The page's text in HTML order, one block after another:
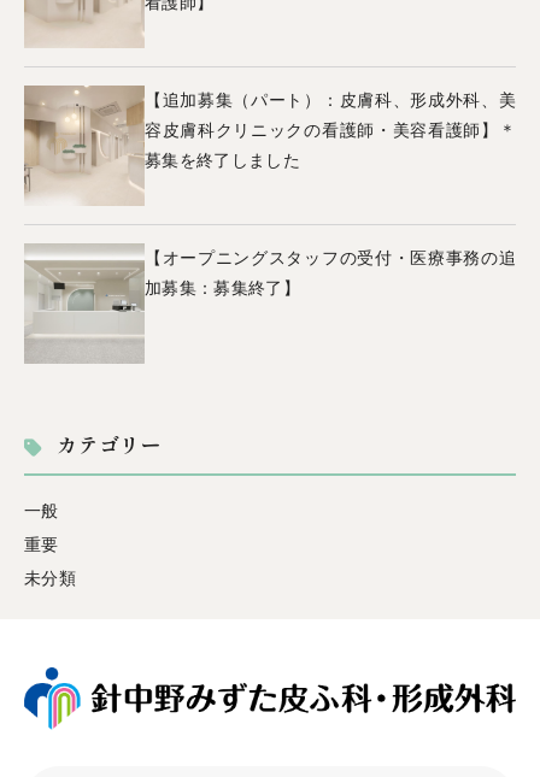
【追加募集（パート）：皮膚科、形成外科、美
容皮膚科クリニックの看護師・美容看護師】＊
募集を終了しました
【オープニングスタッフの受付・医療事務の追
加募集：募集終了】
カテゴリー
一般
重要
未分類